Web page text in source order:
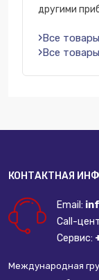
другими
Все
Все
КОНТАКТНАЯ
Email:
Call-
Сервис:
Международная